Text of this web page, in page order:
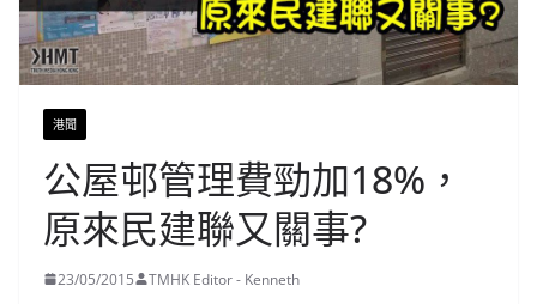
港聞
公屋邨管理費勁加18%，
原來民建聯又關事?
23/05/2015 TMHK Editor - Kenneth